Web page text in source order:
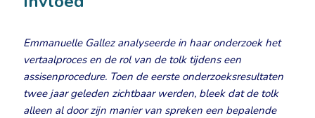
Emmanuelle Gallez analyseerde in haar onderzoek het
vertaalproces en de rol van de tolk tijdens een
assisenprocedure. Toen de eerste onderzoeksresultaten
twee jaar geleden zichtbaar werden, bleek dat de tolk
alleen al door zijn manier van spreken een bepalende